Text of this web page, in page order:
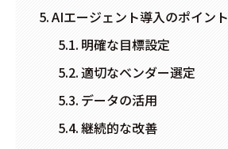
AIエージェント導入のポイント
明確な目標設定
適切なベンダー選定
データの活用
継続的な改善